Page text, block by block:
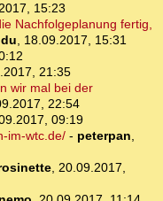
15:23
Nachfolgeplanung fertig,
, 18.09.2017, 15:31
21:35
wir mal bei der
22:54
09:19
im-wtc.de/- peterpan,
, 20.09.2017,